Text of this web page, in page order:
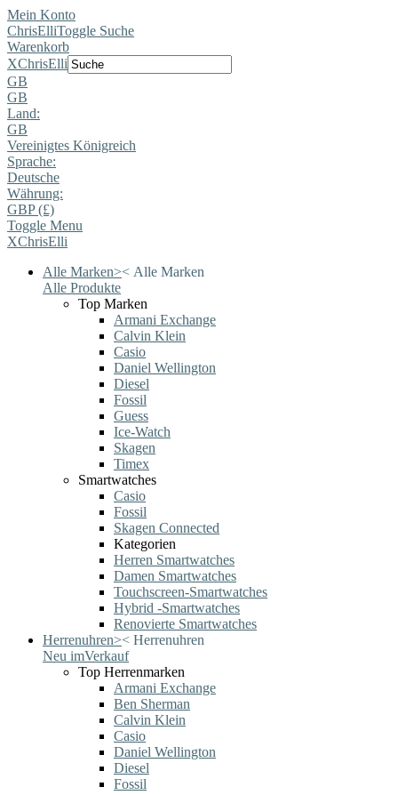
Mein Konto
ChrisElliToggle Suche
Warenkorb
XChrisElli
GB
GB
Land:
GB
Vereinigtes Königreich
Sprache:
Deutsche
Währung:
GBP (£)
Toggle Menu
XChrisElli
Alle Marken>< Alle Marken
Alle Produkte
Top Marken
Armani Exchange
Calvin Klein
Casio
Daniel Wellington
Diesel
Fossil
Guess
Ice-Watch
Skagen
Timex
Smartwatches
Casio
Fossil
Skagen Connected
Kategorien
Herren Smartwatches
Damen Smartwatches
Touchscreen-Smartwatches
Hybrid -Smartwatches
Renovierte Smartwatches
Herrenuhren>< Herrenuhren
Neu imVerkauf
Top Herrenmarken
Armani Exchange
Ben Sherman
Calvin Klein
Casio
Daniel Wellington
Diesel
Fossil